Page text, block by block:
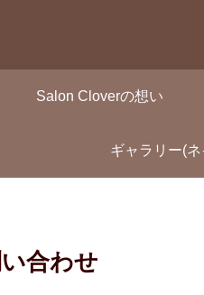
Salon Cloverの想い
ギャラリー(
合わせ